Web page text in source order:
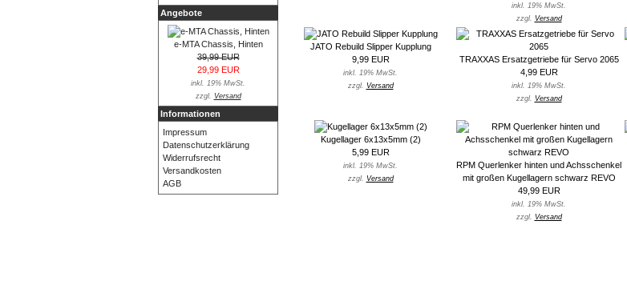
inkl. 19% MwSt.
zzgl. Versand
JATO Rebuild Slipper Kupplung
9,99 EUR
inkl. 19% MwSt.
zzgl. Versand
TRAXXAS Ersatzgetriebe für Servo 2065
4,99 EUR
inkl. 19% MwSt.
zzgl. Versand
Kugellager 6x13x5mm (2)
5,99 EUR
inkl. 19% MwSt.
zzgl. Versand
RPM Querlenker hinten und Achsschenkel
mit großen Kugellagern schwarz REVO
49,99 EUR
inkl. 19% MwSt.
zzgl. Versand
Angebote
e-MTA Chassis, Hinten
39,99 EUR
29,99 EUR
inkl. 19% MwSt.
zzgl. Versand
Informationen
Impressum
Datenschutzerklärung
Widerrufsrecht
Versandkosten
AGB